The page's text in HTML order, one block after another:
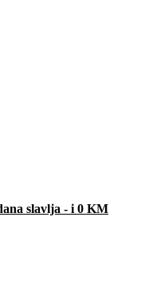
slavlja - i 0 KM